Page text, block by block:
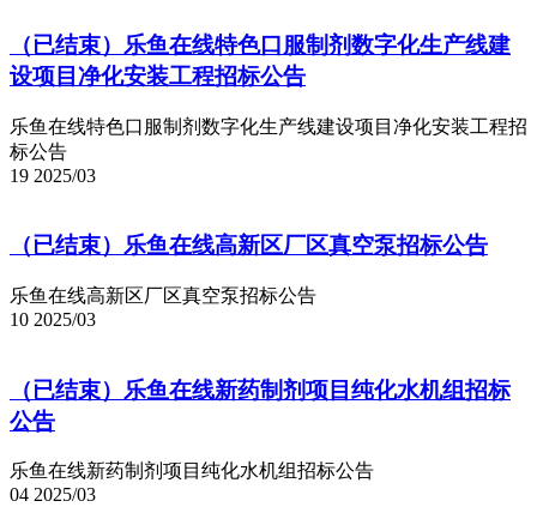
（已结束）乐鱼在线特色口服制剂数字化生产线建
设项目净化安装工程招标公告
乐鱼在线特色口服制剂数字化生产线建设项目净化安装工程招
标公告
19 2025/03
（已结束）乐鱼在线高新区厂区真空泵招标公告
乐鱼在线高新区厂区真空泵招标公告
10 2025/03
（已结束）乐鱼在线新药制剂项目纯化水机组招标
公告
乐鱼在线新药制剂项目纯化水机组招标公告
04 2025/03